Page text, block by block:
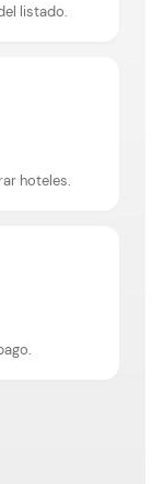
listado.
hoteles.